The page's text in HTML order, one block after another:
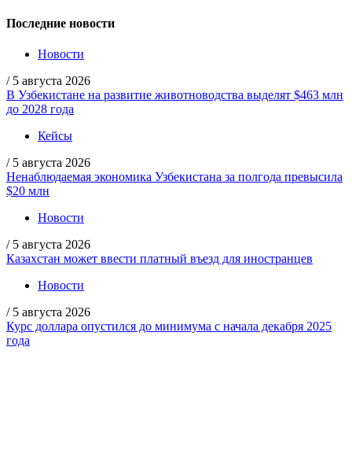
Последние новости
Новости
/ 5 августа 2026
В Узбекистане на развитие животноводства выделят $463 млн
до 2028 года
Кейсы
/ 5 августа 2026
Ненаблюдаемая экономика Узбекистана за полгода превысила
$20 млн
Новости
/ 5 августа 2026
Казахстан может ввести платный въезд для иностранцев
Новости
/ 5 августа 2026
Курс доллара опустился до минимума с начала декабря 2025
года